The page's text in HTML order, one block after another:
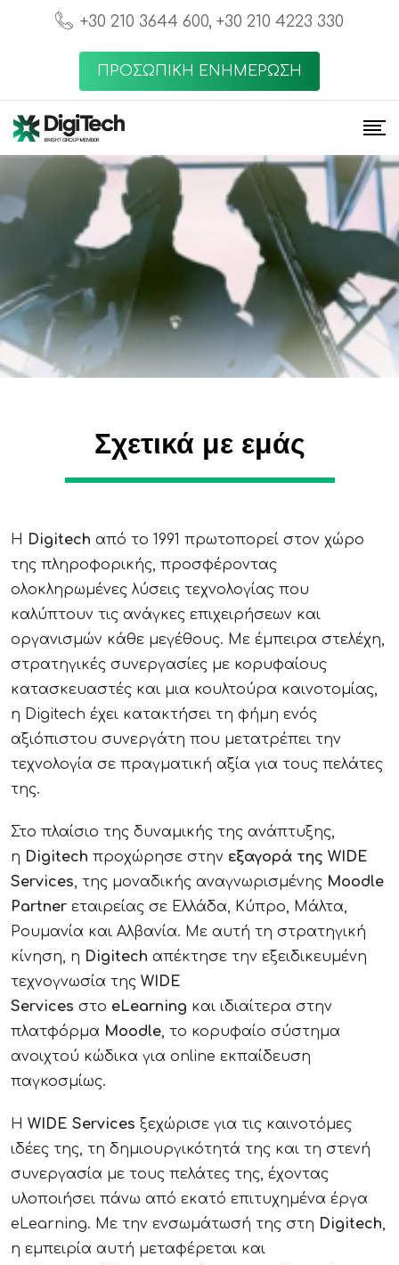
+30 210 3644 600, +30 210 4223 330
ΠΡΟΣΩΠΙΚΗ ΕΝΗΜΕΡΩΣΗ
Σχετικά με εμάς
Η Digitech από το 1991 πρωτοπορεί στον χώρο
της πληροφορικής, προσφέροντας
ολοκληρωμένες λύσεις τεχνολογίας που
καλύπτουν τις ανάγκες επιχειρήσεων και
οργανισμών κάθε μεγέθους. Με έμπειρα στελέχη,
στρατηγικές συνεργασίες με κορυφαίους
κατασκευαστές και μια κουλτούρα καινοτομίας,
η Digitech έχει κατακτήσει τη φήμη ενός
αξιόπιστου συνεργάτη που μετατρέπει την
τεχνολογία σε πραγματική αξία για τους πελάτες
της.
Στο πλαίσιο της δυναμικής της ανάπτυξης,
η Digitech προχώρησε στην εξαγορά της WIDE
Services, της μοναδικής αναγνωρισμένης Moodle
Partner εταιρείας σε Ελλάδα, Κύπρο, Μάλτα,
Ρουμανία και Αλβανία. Με αυτή τη στρατηγική
κίνηση, η Digitech απέκτησε την εξειδικευμένη
τεχνογνωσία της WIDE
Services στο eLearning και ιδιαίτερα στην
πλατφόρμα Moodle, το κορυφαίο σύστημα
ανοιχτού κώδικα για online εκπαίδευση
παγκοσμίως.
Η WIDE Services ξεχώρισε για τις καινοτόμες
ιδέες της, τη δημιουργικότητά της και τη στενή
συνεργασία με τους πελάτες της, έχοντας
υλοποιήσει πάνω από εκατό επιτυχημένα έργα
eLearning. Με την ενσωμάτωσή της στη Digitech,
η εμπειρία αυτή μεταφέρεται και